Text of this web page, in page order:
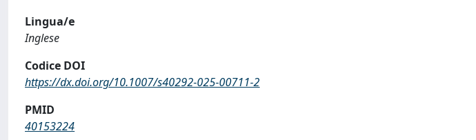
Lingua/e
Inglese
Codice DOI
https://dx.doi.org/10.1007/s40292-025-00711-2
PMID
40153224